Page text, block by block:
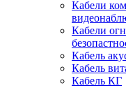
Кабели
Кабели
Кабель
Кабель
Кабель КГ